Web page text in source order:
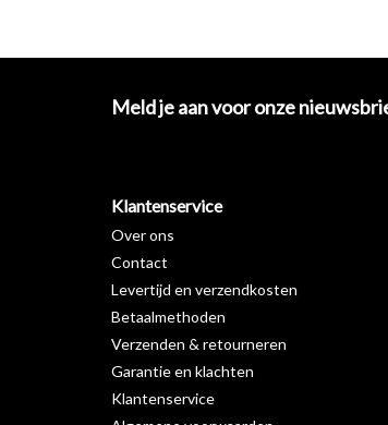
Meld je aan voor onze
Klantenservice
Over ons
Contact
Levertijd en verzendkosten
Betaalmethoden
Verzenden & retourneren
Garantie en klachten
Klantenservice